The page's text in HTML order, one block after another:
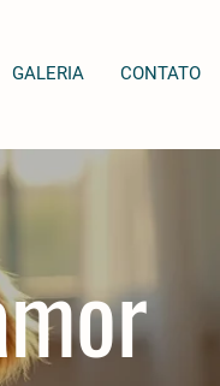
GALERIA CONTATO